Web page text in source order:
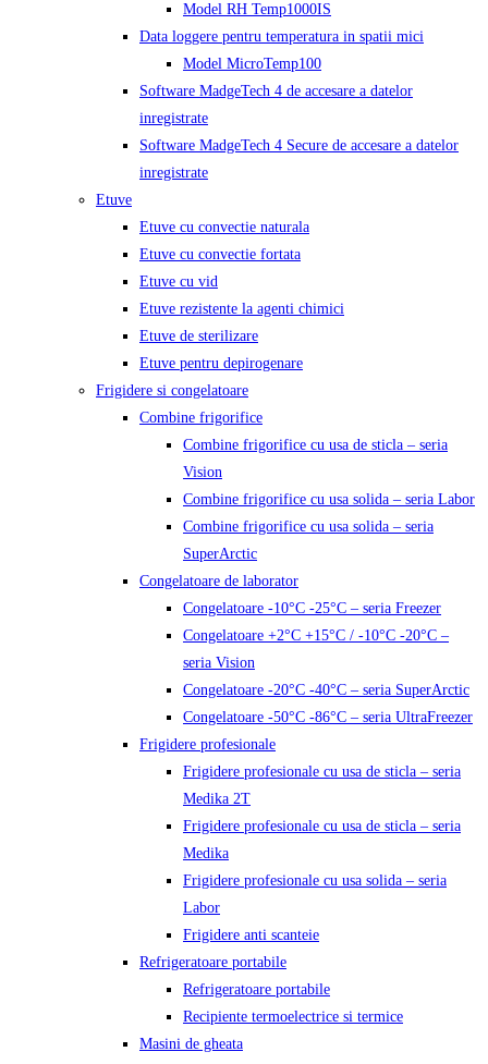
Model RH Temp1000IS
Data loggere pentru temperatura in spatii mici
Model MicroTemp100
Software MadgeTech 4 de accesare a datelor
inregistrate
Software MadgeTech 4 Secure de accesare a datelor
inregistrate
Etuve
Etuve cu convectie naturala
Etuve cu convectie fortata
Etuve cu vid
Etuve rezistente la agenti chimici
Etuve de sterilizare
Etuve pentru depirogenare
Frigidere si congelatoare
Combine frigorifice
Combine frigorifice cu usa de sticla – seria
Vision
Combine frigorifice cu usa solida – seria Labor
Combine frigorifice cu usa solida – seria
SuperArctic
Congelatoare de laborator
Congelatoare -10°C -25°C – seria Freezer
Congelatoare +2°C +15°C / -10°C -20°C –
seria Vision
Congelatoare -20°C -40°C – seria SuperArctic
Congelatoare -50°C -86°C – seria UltraFreezer
Frigidere profesionale
Frigidere profesionale cu usa de sticla – seria
Medika 2T
Frigidere profesionale cu usa de sticla – seria
Medika
Frigidere profesionale cu usa solida – seria
Labor
Frigidere anti scanteie
Refrigeratoare portabile
Refrigeratoare portabile
Recipiente termoelectrice si termice
Masini de gheata